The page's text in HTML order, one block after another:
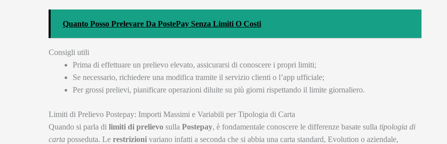
Quanto Posso Prelevare Da PostePay Senza Limiti O Costi
Consigli utili
Prima di effettuare un prelievo elevato, assicurarsi di conoscere i propri limiti;
Se necessario, richiedere una modifica tramite il servizio clienti o l’app ufficiale;
Per grossi prelievi, pianificare operazioni diluite su più giorni rispettando il limite giornaliero.
Limiti di Prelievo Postepay: Importi Massimi e Variabili per Tipologia di Carta
Quando si parla di limiti di prelievo sulla Postepay, è fondamentale conoscere le differenze basate sulla tipologia di
carta posseduta. Le restrizioni variano infatti a seconda che si abbia una carta standard, Evolution o aziendale,